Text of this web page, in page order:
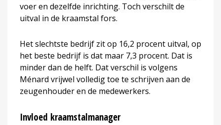
voer en dezelfde inrichting. Toch verschilt de
uitval in de kraamstal fors.
Het slechtste bedrijf zit op 16,2 procent uitval, op
het beste bedrijf is dat maar 7,3 procent. Dat is
minder dan de helft. Dat verschil is volgens
Ménard vrijwel volledig toe te schrijven aan de
zeugenhouder en de medewerkers.
Invloed kraamstalmanager